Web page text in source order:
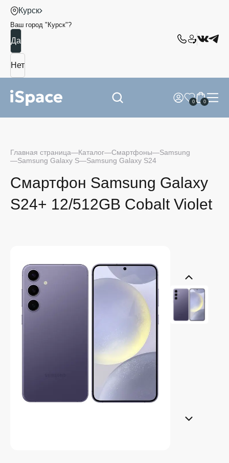
Курск
Ваш город " Курск"?
0 0
Главная страница Каталог Смартфоны
Samsung
Samsung Galaxy S
Samsung Galaxy S24
Смартфон Samsung Galaxy
S24+ 12/512GB Cobalt Violet